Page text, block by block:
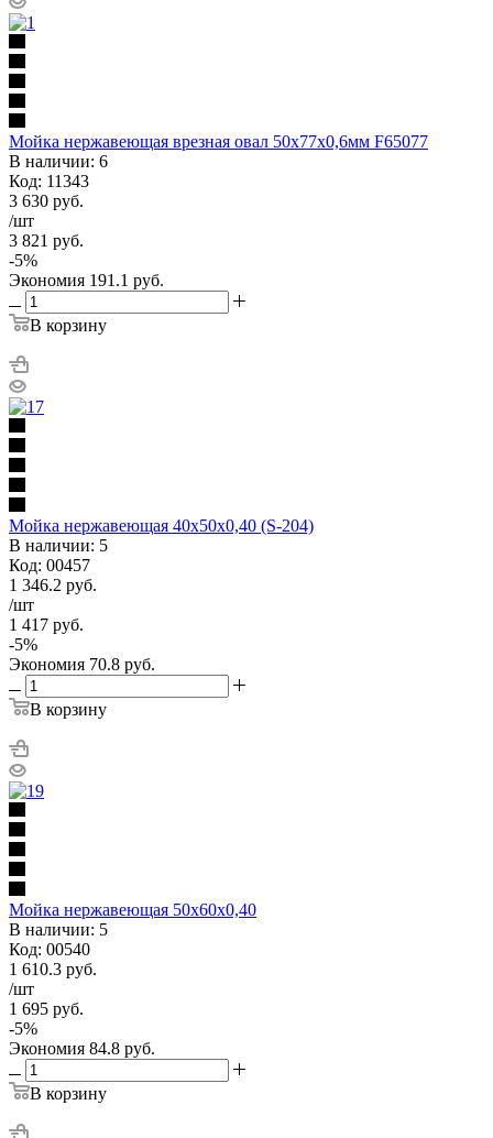
Мойка нержавеющая врезная овал 50х77х0,6мм F65077
В наличии: 6
Код: 11343
3 630 руб.
/шт
3 821 руб.
-5%
Экономия 191.1 руб.
В корзину
Мойка нержавеющая 40х50х0,40 (S-204)
В наличии: 5
Код: 00457
1 346.2 руб.
/шт
1 417 руб.
-5%
Экономия 70.8 руб.
В корзину
Мойка нержавеющая 50х60х0,40
В наличии: 5
Код: 00540
1 610.3 руб.
/шт
1 695 руб.
-5%
Экономия 84.8 руб.
В корзину